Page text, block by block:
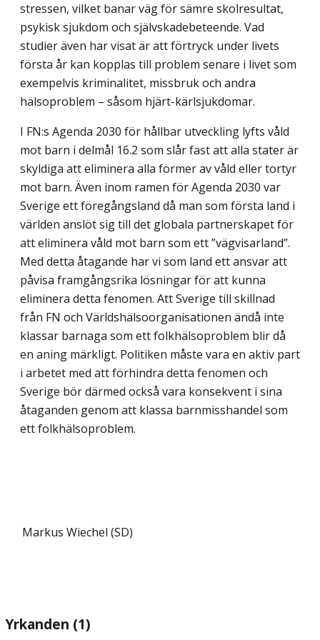
stressen, vilket banar väg för sämre skolresultat,
psykisk sjukdom och självskadebeteende. Vad
studier även har visat är att förtryck under livets
första år kan kopplas till problem senare i livet som
exempelvis kriminalitet, missbruk och andra
hälsoproblem – såsom hjärt-kärlsjukdomar.
I FN:s Agenda 2030 för hållbar utveckling lyfts våld
mot barn i delmål 16.2 som slår fast att alla stater är
skyldiga att eliminera alla former av våld eller tortyr
mot barn. Även inom ramen för Agenda 2030 var
Sverige ett föregångsland då man som första land i
världen anslöt sig till det globala partnerskapet för
att eliminera våld mot barn som ett ”vägvisarland”.
Med detta åtagande har vi som land ett ansvar att
påvisa fram­gångsrika lösningar för att kunna
eliminera detta fenomen. Att Sverige till skillnad
från FN och Världshälsoorganisationen ändå inte
klassar barnaga som ett folkhälsoproblem blir då
en aning märkligt. Politiken måste vara en aktiv part
i arbetet med att förhindra detta fenomen och
Sverige bör därmed också vara konsekvent i sina
åtaganden genom att klassa barnmisshandel som
ett folkhälsoproblem.
Markus Wiechel (SD)
Yrkanden (1)